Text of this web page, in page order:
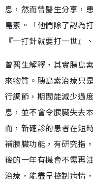
息，然而曾醫生分享，
島素。「他們除了認為
『一打針就要打一世』
曾醫生解釋，其實胰島
來物質。胰島素治療只
行調節，期間能減少過
息，並不會令胰臟失去
而，新確診的患者在短
補胰臟功能，有研究指
後的一年有機會不需再
治療，能盡早控制病情